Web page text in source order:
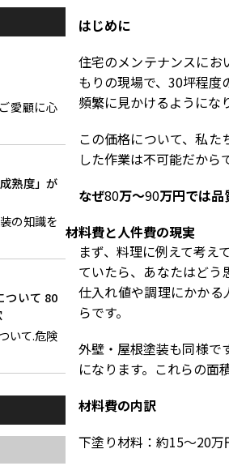
はじめに
住宅のメンテナンスにお
もりの現場で、 30坪程度
頻繁に見かけるようにな
この価格について、私
した作業は不可能だから
なぜ80万～90万円では品
材料費と人件費の現実
まず、料理に例えて考え
ていたら、あなたはど
仕入れ値や調理にかかる
らです。
外壁・屋根塗装も同様で
になります。これらの面
材料費の内訳
下塗り材料：約15～20万
愛顧に心
熟度」が
の知識を
ついて 80
いて.危険